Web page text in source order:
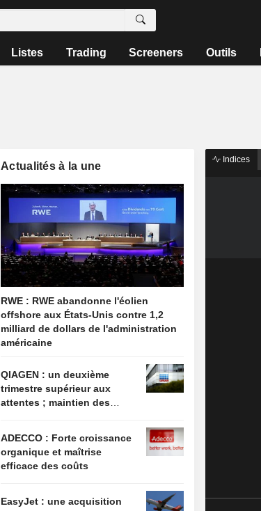
Listes Trading Screeners Outils
Actualités à la une
RWE : RWE abandonne l'éolien
offshore aux États-Unis contre 1,2
milliard de dollars de l'administration
américaine
QIAGEN : un deuxième
trimestre supérieur aux
attentes ; maintien des
ADECCO : Forte croissance
organique et maîtrise
efficace des coûts
EasyJet : une acquisition
Indices